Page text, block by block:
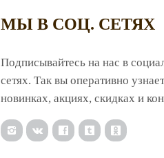
МЫ В СОЦ. СЕТЯХ
Подписывайтесь на нас в
сетях. Так вы оперативно
новинках, акциях, скидках и